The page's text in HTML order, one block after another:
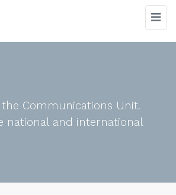
Communications Unit.
national and international